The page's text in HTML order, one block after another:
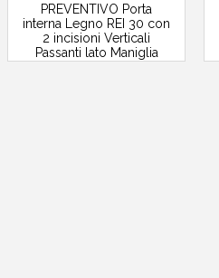
PREVENTIVO Porta
interna Legno REI 30 con
2 incisioni Verticali
Passanti lato Maniglia